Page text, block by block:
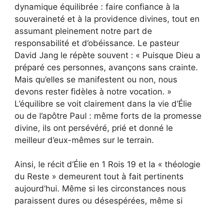
dynamique équilibrée : faire confiance à la
souveraineté et à la providence divines, tout en
assumant pleinement notre part de
responsabilité et d’obéissance. Le pasteur
David Jang le répète souvent : « Puisque Dieu a
préparé ces personnes, avançons sans crainte.
Mais qu’elles se manifestent ou non, nous
devons rester fidèles à notre vocation. »
L’équilibre se voit clairement dans la vie d’Élie
ou de l’apôtre Paul : même forts de la promesse
divine, ils ont persévéré, prié et donné le
meilleur d’eux-mêmes sur le terrain.
Ainsi, le récit d’Élie en 1 Rois 19 et la « théologie
du Reste » demeurent tout à fait pertinents
aujourd’hui. Même si les circonstances nous
paraissent dures ou désespérées, même si